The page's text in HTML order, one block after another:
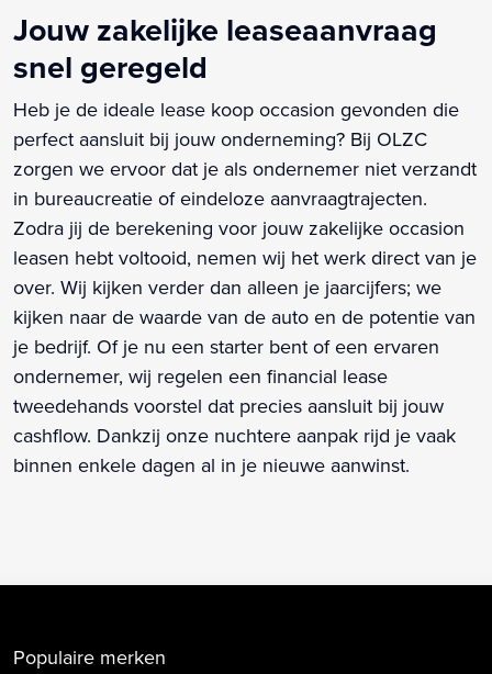
Jouw zakelijke leaseaanvraag
snel geregeld
Heb je de ideale lease koop occasion gevonden die
perfect aansluit bij jouw onderneming? Bij OLZC
zorgen we ervoor dat je als ondernemer niet verzandt
in bureaucreatie of eindeloze aanvraagtrajecten.
Zodra jij de berekening voor jouw zakelijke occasion
leasen hebt voltooid, nemen wij het werk direct van je
over. Wij kijken verder dan alleen je jaarcijfers; we
kijken naar de waarde van de auto en de potentie van
je bedrijf. Of je nu een starter bent of een ervaren
ondernemer, wij regelen een financial lease
tweedehands voorstel dat precies aansluit bij jouw
cashflow. Dankzij onze nuchtere aanpak rijd je vaak
binnen enkele dagen al in je nieuwe aanwinst.
Populaire merken